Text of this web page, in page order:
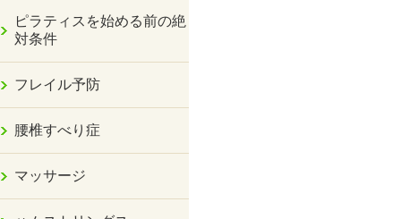
ピラティスを始める前の絶
対条件
フレイル予防
腰椎すべり症
マッサージ